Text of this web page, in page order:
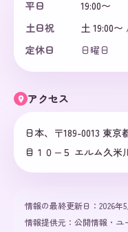
平日
19:00〜
土日祝
土 19:00
定休日
日曜日
アクセス
日本、〒189-0013 東
目１０−５ エルム久米
情報の最終更新日： 2026年
情報提供元： 公開情報・ユ